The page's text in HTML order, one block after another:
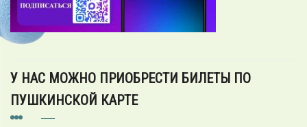
У НАС МОЖНО ПРИОБРЕСТИ БИЛЕТЫ ПО
ПУШКИНСКОЙ КАРТЕ